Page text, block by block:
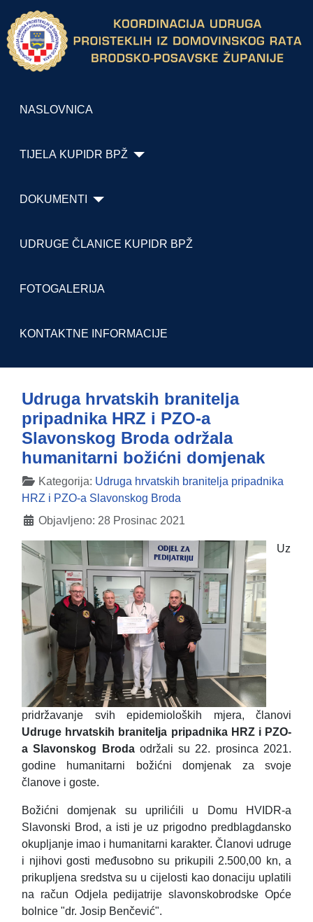
NASLOVNICA
TIJELA KUPIDR BPŽ
DOKUMENTI
UDRUGE ČLANICE KUPIDR BPŽ
FOTOGALERIJA
KONTAKTNE INFORMACIJE
Udruga hrvatskih branitelja
pripadnika HRZ i PZO-a
Slavonskog Broda održala
humanitarni božićni domjenak
DetaljiKategorija: Udruga hrvatskih branitelja pripadnika
HRZ i PZO-a Slavonskog Broda
Objavljeno: 28 Prosinac 2021
Uz
pridržavanje svih epidemioloških mjera, članovi
Udruge hrvatskih branitelja pripadnika HRZ i PZO-
a Slavonskog Brodaodržali su 22. prosinca 2021.
godine humanitarni božićni domjenak za svoje
članove i goste.
Božićni domjenak su uprilićili u Domu HVIDR-a
Slavonski Brod, a isti je uz prigodno predblagdansko
okupljanje imao i humanitarni karakter. Članovi udruge
i njihovi gosti međusobno su prikupili 2.500,00 kn, a
prikupljena sredstva su u cijelosti kao donaciju uplatili
na račun Odjela pedijatrije slavonskobrodske Opće
bolnice "dr. Josip Benčević".